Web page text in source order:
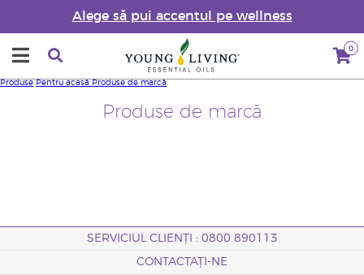
Alege să pui accentul pe wellness
0
Produse de marcă
Produse Pentru acasă Produse de marcă
SERVICIUL CLIENȚI : 0800 890113
CONTACTAȚI-NE